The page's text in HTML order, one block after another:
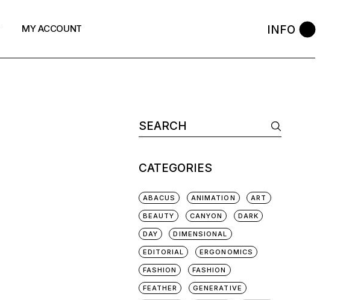
MY ACCOUNT INFO
CATEGORIES
ABACUS ANIMATION ART
BEAUTY CANYON DARK
DAY DIMENSIONAL
EDITORIAL ERGONOMICS
FASHION FASHION
FEATHER GENERATIVE